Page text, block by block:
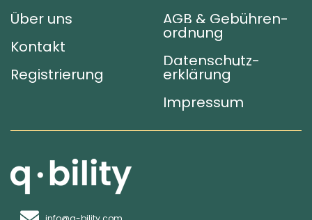
Über uns
Kontakt
Registrierung
AGB & Gebühren­
ordnung
Datenschutz­
erklärung
Impressum